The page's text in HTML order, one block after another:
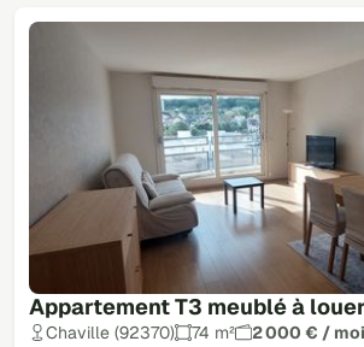
Appartement T3 meublé à louer
Chaville (92370) 74 m²
2 000 € /